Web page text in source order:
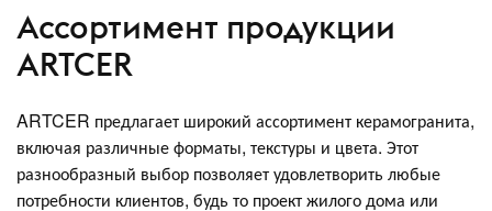
Ассортимент продукции
ARTCER
ARTCER предлагает широкий ассортимент керамогранита,
включая различные форматы, текстуры и цвета. Этот
разнообразный выбор позволяет удовлетворить любые
потребности клиентов, будь то проект жилого дома или